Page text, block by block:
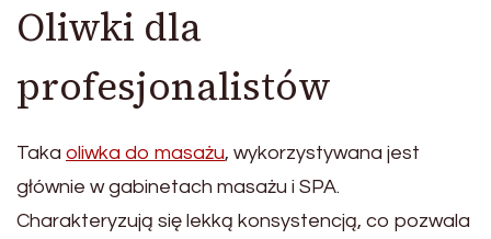
Oliwki dla
profesjonalistów
Taka oliwka do masażu, wykorzystywana jest
głównie w gabinetach masażu i SPA.
Charakteryzują się lekką konsystencją, co pozwala